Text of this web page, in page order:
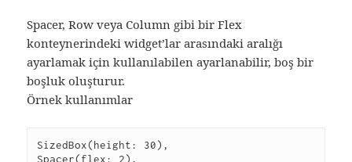
Spacer, Row veya Column gibi bir Flex
konteynerindeki widget’lar arasındaki aralığı
ayarlamak için kullanılabilen ayarlanabilir, boş bir
boşluk oluşturur.
Örnek kullanımlar
SizedBox(height: 30),